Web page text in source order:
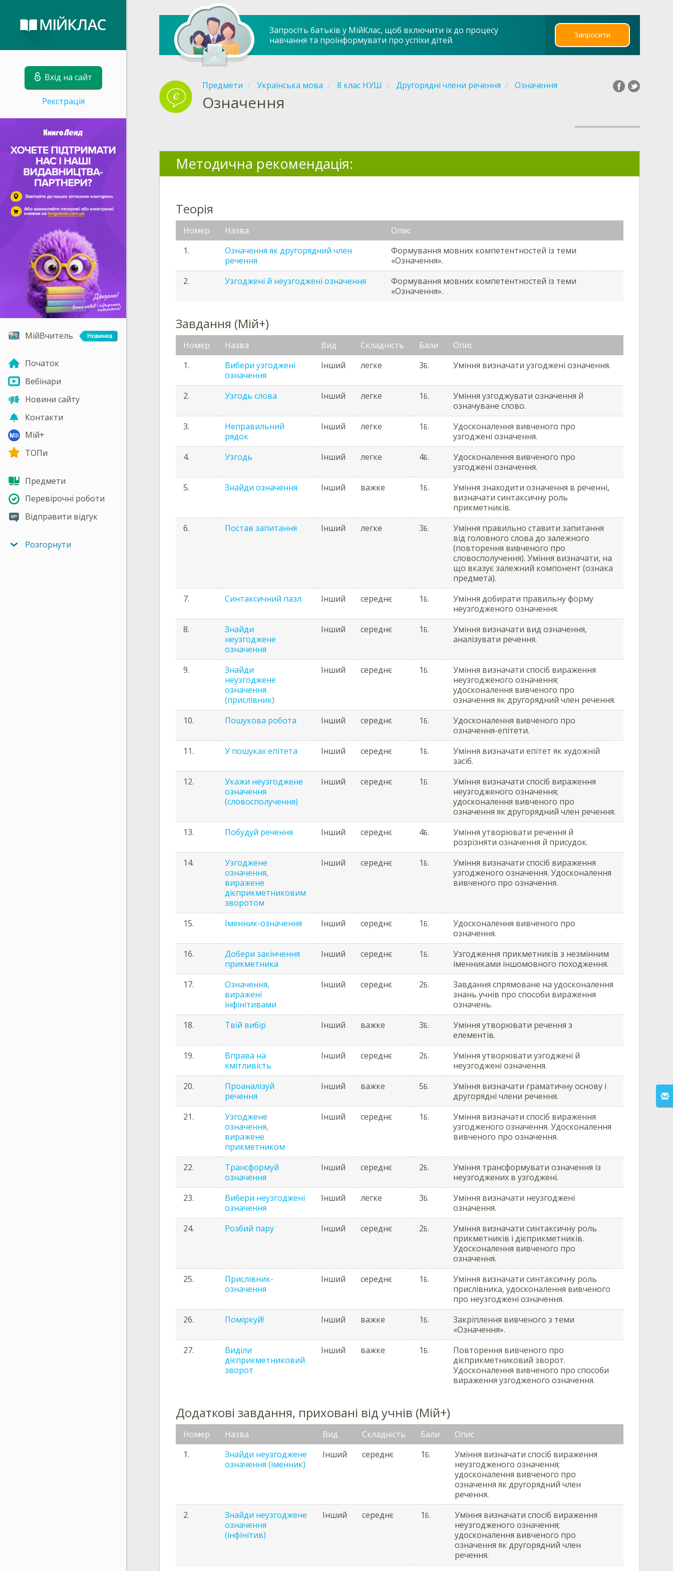
Вхід на сайт
Реєстрація
МійВчитель
Початок
Вебінари
Новини сайту
Контакти
Мій+
ТОПи
Предмети
Перевірочні роботи
Відправити відгук
Розгорнути
Запросіть батьків у МійКлас, щоб включити їх до процесу
навчання та проінформувати про успіхи дітей.
Запросити
Предмети Українська мова 8 клас НУШ Другорядні члени речення Означення
Означення
Методична рекомендація:
Теорія
Номер Назва
Опис
1.
Означення як другорядний член
речення
Формування мовних компетентностей із теми
«Означення».
2.
Узгоджені й неузгоджені означення
Формування мовних компетентностей із теми
«Означення».
Завдання (Мій+)
Номер Назва Вид Складність Бали
Опис
1.
Вибери узгоджені
означення
Інший легке 3Б. Уміння визначати узгоджені означення.
2. Узгодь слова Інший легке 1Б.
Уміння узгоджувати означення й
означуване слово.
3.
Неправильний
рядок
Інший легке 1Б.
Удосконалення вивченого про
узгоджені означення.
4.
Узгодь Інший легке 4Б.
Удосконалення вивченого про
узгоджені означення.
5.
Знайди означення Інший важке 1Б.
Уміння знаходити означення в реченні,
визначати синтаксичну роль
прикметників.
6.
Постав запитання Інший легке 3Б.
Уміння правильно ставити запитання
від головного слова до залежного
(повторення вивченого про
словосполучення). Уміння визначати, на
що вказує залежний компонент (ознака
предмета).
7.
Синтаксичний пазл Інший середнє 1Б.
Уміння добирати правильну форму
неузгодженого означення.
8.
Знайди
неузгоджене
означення
Інший середнє 1Б.
Уміння визначати вид означення,
аналізувати речення.
9.
Знайди
неузгоджене
означення
(прислівник)
Інший середнє 1Б.
Уміння визначати спосіб вираження
неузгодженого означення;
удосконалення вивченого про
означення як другорядний член речення.
10.
Пошукова робота Інший середнє 1Б.
Удосконалення вивченого про
означення-епітети.
11.
У пошуках епітета Інший середнє 1Б.
Уміння визначати епітет як художній
засіб.
12.
Укажи неузгоджене
означення
(словосполучення)
Інший середнє 1Б.
Уміння визначати спосіб вираження
неузгодженого означення;
удосконалення вивченого про
означення як другорядний член речення.
13.
Побудуй речення Інший середнє 4Б.
Уміння утворювати речення й
розрізняти означення й присудок.
14.
Узгоджене
означення,
виражене
дієприкметниковим
зворотом
Інший середнє 1Б.
Уміння визначати спосіб вираження
узгодженого означення. Удосконалення
вивченого про означення.
15. Іменник-означення Інший середнє 1Б.
Удосконалення вивченого про
означення.
16.
Добери закінчення
прикметника
Інший середнє 1Б.
Узгодження прикметників з незмінним
іменниками іншомовного походження.
17.
Означення,
виражені
інфінітивами
Інший середнє 2Б.
Завдання спрямоване на удосконалення
знань учнів про способи вираження
означень.
18.
Твій вибір Інший важке 3Б.
Уміння утворювати речення з
елементів.
19.
Вправа на
кмітливість
Інший середнє 2Б.
Уміння утворювати узгоджені й
неузгоджені означення.
20.
Проаналізуй
речення
Інший важке 5Б.
Уміння визначати граматичну основу і
другорядні члени речення.
21.
Узгоджене
означення,
виражене
прикметником
Інший середнє 1Б.
Уміння визначати спосіб вираження
узгодженого означення. Удосконалення
вивченого про означення.
22.
Трансформуй
означення
Інший середнє 2Б.
Уміння трансформувати означення із
неузгоджених в узгоджені.
23.
Вибери неузгоджені
означення
Інший легке 3Б.
Уміння визначати неузгоджені
означення.
24.
Розбий пару Інший середнє 2Б.
Уміння визначати синтаксичну роль
прикметників і дієприкметників.
Удосконалення вивченого про
означення.
25.
Прислівник-
означення
Інший середнє 1Б.
Уміння визначати синтаксичну роль
прислівника, удосконалення вивченого
про неузгоджені означення.
26.
Поміркуй! Інший важке 1Б.
Закріплення вивченого з теми
«Означення».
27.
Виділи
дієприкметниковий
зворот
Інший важке 1Б.
Повторення вивченого про
дієприкметниковий зворот.
Удосконалення вивченого про способи
вираження узгодженого означення.
Додаткові завдання, приховані від учнів (Мій+)
Номер Назва Вид Складність Бали
Опис
1.
Знайди неузгоджене
означення (іменник)
Інший середнє 1Б.
Уміння визначати спосіб вираження
неузгодженого означення;
удосконалення вивченого про
означення як другорядний член
речення.
2.
Знайди неузгоджене
означення
(інфінітив)
Інший середнє 1Б.
Уміння визначати спосіб вираження
неузгодженого означення;
удосконалення вивченого про
означення як другорядний член
речення.